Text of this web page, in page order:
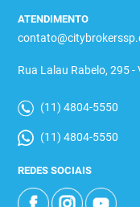
ATENDIMENTO
Rua Lalau Rabelo, 295
(11) 4804-5550
(11) 4804-5550
REDES SOCIAIS